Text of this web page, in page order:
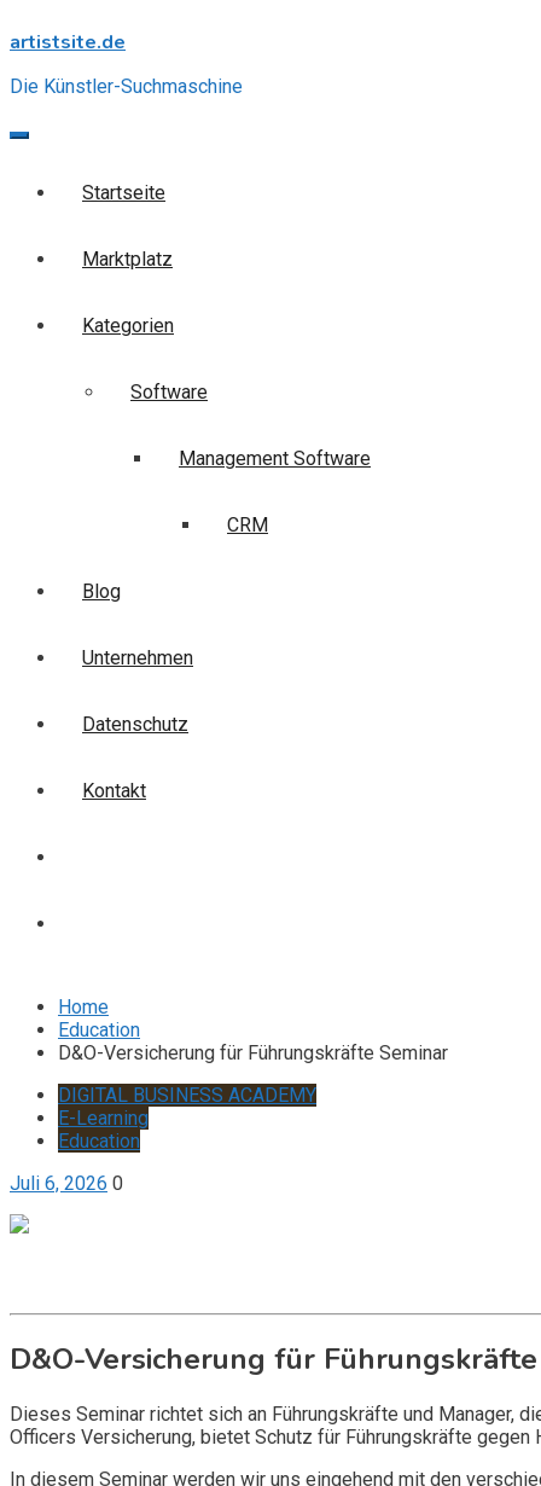
to
artistsite.de
Die Künstler-Suchmaschine
Startseite
Marktplatz
Kategorien
Software
Management Software
CRM
Blog
Unternehmen
Datenschutz
Kontakt
Home
Education
D&O-Versicherung für Führungskräfte Seminar
DIGITAL BUSINESS ACADEMY
E-Learning
Education
Juli 6, 2026 0
D&O-Versicherung für
Dieses Seminar richtet sich an Führungskräfte und Manager,
Officers Versicherung, bietet Schutz für Führungskräfte
In diesem Seminar werden wir uns eingehend mit den